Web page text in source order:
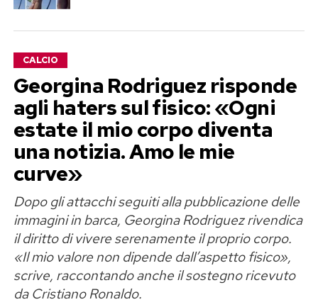
CALCIO
Georgina Rodriguez risponde
agli haters sul fisico: «Ogni
estate il mio corpo diventa
una notizia. Amo le mie
curve»
Dopo gli attacchi seguiti alla pubblicazione delle
immagini in barca, Georgina Rodriguez rivendica
il diritto di vivere serenamente il proprio corpo.
«Il mio valore non dipende dall’aspetto fisico»,
scrive, raccontando anche il sostegno ricevuto
da Cristiano Ronaldo.